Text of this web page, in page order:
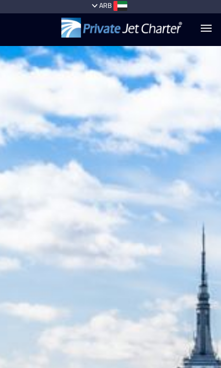
الطائرات
الوجهات‏
+1
(954)
0629
السفر
ARB